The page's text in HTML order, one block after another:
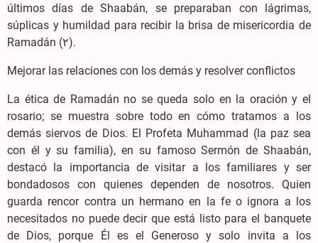
últimos días de Shaabán, se preparaban con lágrimas,
súplicas y humildad para recibir la brisa de misericordia de
Ramadán (۲).
Mejorar las relaciones con los demás y resolver conflictos
La ética de Ramadán no se queda solo en la oración y el
rosario; se muestra sobre todo en cómo tratamos a los
demás siervos de Dios. El Profeta Muhammad (la paz sea
con él y su familia), en su famoso Sermón de Shaabán,
destacó la importancia de visitar a los familiares y ser
bondadosos con quienes dependen de nosotros. Quien
guarda rencor contra un hermano en la fe o ignora a los
necesitados no puede decir que está listo para el banquete
de Dios, porque Él es el Generoso y solo invita a los